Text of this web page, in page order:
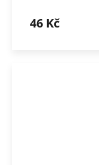
46 Kč